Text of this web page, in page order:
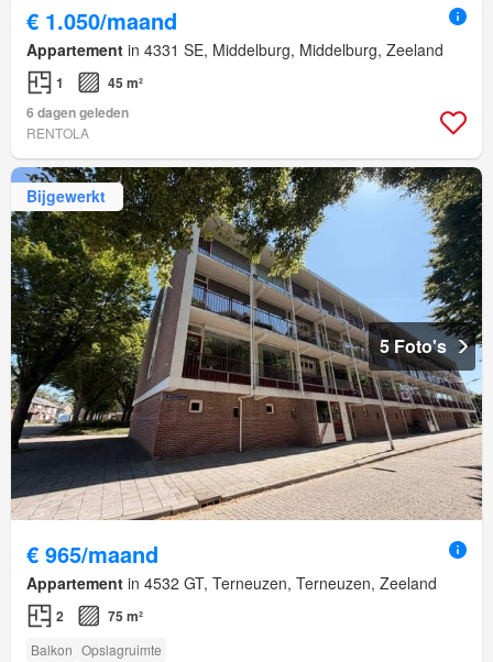
€ 1.050/maand
Appartement in 4331 SE, Middelburg, Middelburg, Zeeland
1
45 m²
6 dagen geleden
RENTOLA
Bijgewerkt
5 Foto's
€ 965/maand
Appartement in 4532 GT, Terneuzen, Terneuzen, Zeeland
2 75 m²
Balkon Opslagruimte